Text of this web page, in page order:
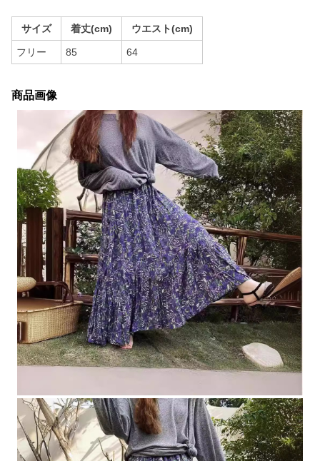
サイズ 着丈(cm) ウエスト(cm)
フリー 85 64
商品画像